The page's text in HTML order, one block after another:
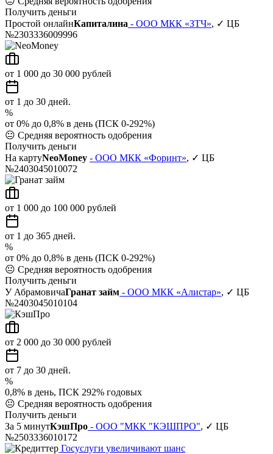
Получить деньги
Простой онлайнКапиталина - ООО МКК «ЗТЧ», ✓ ЦБ
№2303336009996
от 1 000 до 30 000 рублей
от 1 до 30 дней.
%
от 0% до 0,8% в день (ПСК 0-292%)
😐 Средняя вероятность одобрения
Получить деньги
На картуNeoMoney - ООО МКК «Форинт», ✓ ЦБ
№2403045010072
от 1 000 до 100 000 рублей
от 1 до 365 дней.
%
от 0% до 0,8% в день (ПСК 0-292%)
😐 Средняя вероятность одобрения
Получить деньги
У АбрамовичаГранат займ - ООО МКК «Алистар», ✓ ЦБ
№2403045010104
от 2 000 до 30 000 рублей
от 7 до 30 дней.
%
0,8% в день, ПСК 292% годовых
😐 Средняя вероятность одобрения
Получить деньги
За 5 минутКэшПро - ООО "МКК "КЭШПРО", ✓ ЦБ
№2503336010172
Госуслуги увеличивают шанс